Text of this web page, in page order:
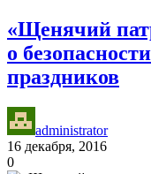
«Щенячий
о
праздников
administrator
16 декабря, 2016
0